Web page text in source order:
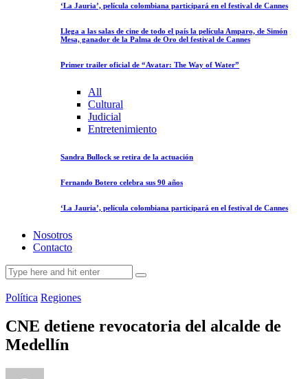
‘La Jauria’, película colombiana participará en el festival de Cannes
Llega a las salas de cine de todo el país la película Amparo, de Simón
Mesa, ganador de la Palma de Oro del festival de Cannes
Primer trailer oficial de “Avatar: The Way of Water”
All
Cultural
Judicial
Entretenimiento
Sandra Bullock se retira de la actuación
Fernando Botero celebra sus 90 años
‘La Jauria’, película colombiana participará en el festival de Cannes
Nosotros
Contacto
Política Regiones
CNE detiene revocatoria del alcalde de
Medellín